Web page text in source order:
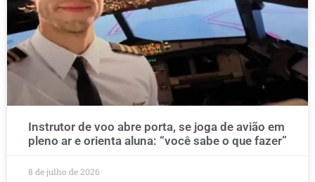
Instrutor de voo abre porta, se joga de avião em
pleno ar e orienta aluna: “você sabe o que fazer”
8 de julho de 2026